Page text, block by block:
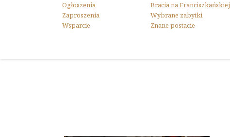
Ogłoszenia
Zaproszenia
Wsparcie
Bracia na Franciszkańskiej
Wybrane zabytki
Znane postacie